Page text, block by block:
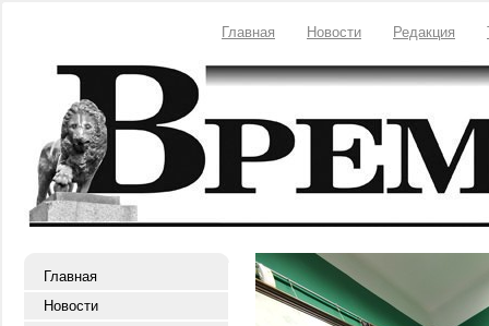
Главная Новости Редакция
Главная
Новости